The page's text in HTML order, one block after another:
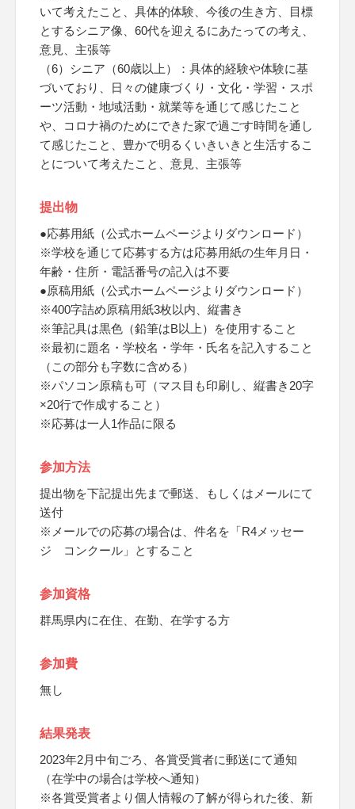
いて考えたこと、具体的体験、今後の生き方、目標
とするシニア像、60代を迎えるにあたっての考え、
意見、主張等
（6）シニア（60歳以上）：具体的経験や体験に基
づいており、日々の健康づくり・文化・学習・スポ
ーツ活動・地域活動・就業等を通じて感じたこと
や、コロナ禍のためにできた家で過ごす時間を通し
て感じたこと、豊かで明るくいきいきと生活するこ
とについて考えたこと、意見、主張等
提出物
●応募用紙（公式ホームページよりダウンロード）
※学校を通じて応募する方は応募用紙の生年月日・
年齢・住所・電話番号の記入は不要
●原稿用紙（公式ホームページよりダウンロード）
※400字詰め原稿用紙3枚以内、縦書き
※筆記具は黒色（鉛筆はB以上）を使用すること
※最初に題名・学校名・学年・氏名を記入すること
（この部分も字数に含める）
※パソコン原稿も可（マス目も印刷し、縦書き20字
×20行で作成すること）
※応募は一人1作品に限る
参加方法
提出物を下記提出先まで郵送、もしくはメールにて
送付
※メールでの応募の場合は、件名を「R4メッセー
ジ コンクール」とすること
参加資格
群馬県内に在住、在勤、在学する方
参加費
無し
結果発表
2023年2月中旬ごろ、各賞受賞者に郵送にて通知
（在学中の場合は学校へ通知）
※各賞受賞者より個人情報の了解が得られた後、新